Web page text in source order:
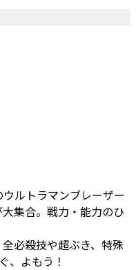
ルトラマンブレーザー
集合。戦力・能力のひ
必殺技や超ぶき、特殊
、よもう！